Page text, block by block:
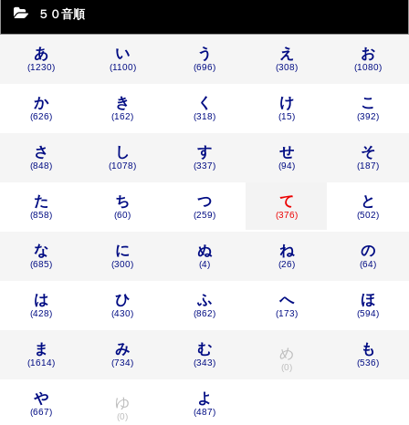
５０音順
あ
(1230)
い
(1100)
う
(696)
え
(308)
お
(1080)
か
(626)
き
(162)
く
(318)
け
(15)
こ
(392)
さ
(848)
し
(1078)
す
(337)
せ
(94)
そ
(187)
た
(858)
ち
(60)
つ
(259)
て
(376)
と
(502)
な
(685)
に
(300)
ぬ
(4)
ね
(26)
の
(64)
は
(428)
ひ
(430)
ふ
(862)
へ
(173)
ほ
(594)
ま
(1614)
み
(734)
む
(343)
め
(0)
も
(536)
や
(667)
ゆ
(0)
よ
(487)